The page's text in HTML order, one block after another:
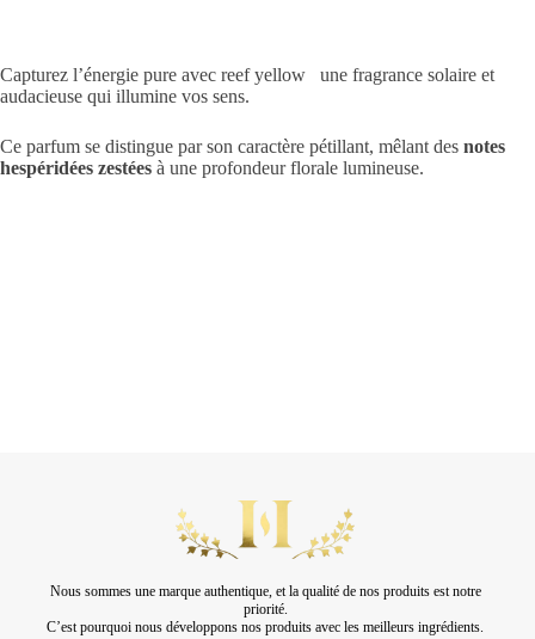
Capturez l’énergie pure avec reef yellow une fragrance solaire et
audacieuse qui illumine vos sens.
Ce parfum se distingue par son caractère pétillant, mêlant des notes
hespéridées zestées à une profondeur florale lumineuse.
Nous sommes une marque authentique, et la qualité de nos produits est notre
priorité.
C’est pourquoi nous développons nos produits avec les meilleurs ingrédients.